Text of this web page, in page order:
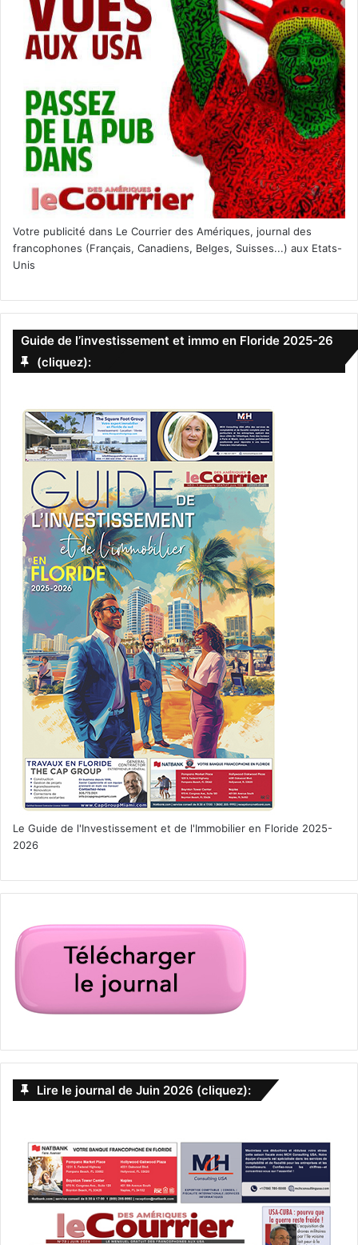
boca raton entretien Floride
interview rencontre show
spectacle Sugar Sammy
West Palm Beach
Votre publicité dans Le Courrier des Amériques, journal des
francophones (Français, Canadiens, Belges, Suisses...) aux Etats-
Unis
Guide de l’investissement et immo en Floride 2025-26
(cliquez):
Le Guide de l'Investissement et de l'Immobilier en Floride 2025-
2026
Lire le journal de Juin 2026 (cliquez):